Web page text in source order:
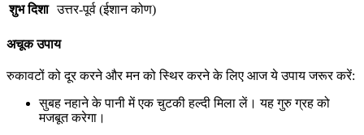
शुभ दिशा उत्तर-पूर्व (ईशान कोण)
अचूक उपाय
रुकावटों को दूर करने और मन को स्थिर करने के लिए आज ये उपाय जरूर करें:
सुबह नहाने के पानी में एक चुटकी हल्दी मिला लें। यह गुरु ग्रह को
मजबूत करेगा।